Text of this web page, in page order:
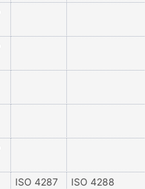
ISO 4287 ISO 4288